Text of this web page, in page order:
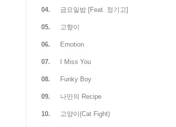
04. 금요일밤 [Feat. 정기고]
05. 고향이
06. Emotion
07. I Miss You
08. Funky Boy
09. 나만의 Recipe
10. 고양이(Cat Fight)